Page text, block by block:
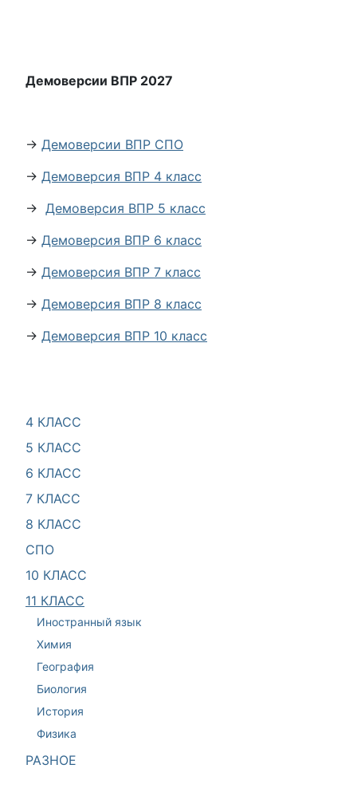
4 КЛАСС
5 КЛАСС
6 КЛАСС
7 КЛАСС
8 КЛАСС
СПО
10 КЛАСС
11 КЛАСС
Иностранный язык
Химия
География
Биология
История
Физика
РАЗНОЕ
Демоверсии ВПР 2027
→ Демоверсии ВПР СПО
→ Демоверсия ВПР 4 класс
→ Демоверсия ВПР 5 класс
→ Демоверсия ВПР 6 класс
→ Демоверсия ВПР 7 класс
→ Демоверсия ВПР 8 класс
→ Демоверсия ВПР 10 класс